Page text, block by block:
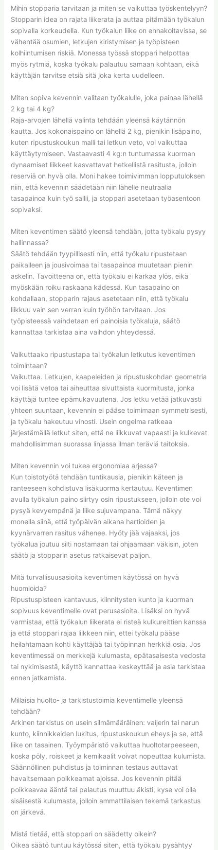
Mihin stopparia tarvitaan ja miten se vaikuttaa työskentelyyn?
Stopparin idea on rajata liikerata ja auttaa pitämään työkalun
sopivalla korkeudella. Kun työkalun liike on ennakoitavissa, se
vähentää osumien, letkujen kiristymisen ja työpisteen
kolhiintumisen riskiä. Monessa työssä stoppari helpottaa
myös rytmiä, koska työkalu palautuu samaan kohtaan, eikä
käyttäjän tarvitse etsiä sitä joka kerta uudelleen.
Miten sopiva kevennin valitaan työkalulle, joka painaa lähellä
2 kg tai 4 kg?
Raja-arvojen lähellä valinta tehdään yleensä käytännön
kautta. Jos kokonaispaino on lähellä 2 kg, pienikin lisäpaino,
kuten ripustuskoukun malli tai letkun veto, voi vaikuttaa
käyttäytymiseen. Vastaavasti 4 kg:n tuntumassa kuorman
dynaamiset liikkeet kasvattavat hetkellistä rasitusta, jolloin
reserviä on hyvä olla. Moni hakee toimivimman lopputuloksen
niin, että kevennin säädetään niin lähelle neutraalia
tasapainoa kuin työ sallii, ja stoppari asetetaan työasentoon
sopivaksi.
Miten keventimen säätö yleensä tehdään, jotta työkalu pysyy
hallinnassa?
Säätö tehdään tyypillisesti niin, että työkalu ripustetaan
paikalleen ja jousivoimaa tai tasapainoa muutetaan pienin
askelin. Tavoitteena on, että työkalu ei karkaa ylös, eikä
myöskään roiku raskaana kädessä. Kun tasapaino on
kohdallaan, stopparin rajaus asetetaan niin, että työkalu
liikkuu vain sen verran kuin työhön tarvitaan. Jos
työpisteessä vaihdetaan eri painoisia työkaluja, säätö
kannattaa tarkistaa aina vaihdon yhteydessä.
Vaikuttaako ripustustapa tai työkalun letkutus keventimen
toimintaan?
Vaikuttaa. Letkujen, kaapeleiden ja ripustuskohdan geometria
voi lisätä vetoa tai aiheuttaa sivuttaista kuormitusta, jonka
käyttäjä tuntee epämukavuutena. Jos letku vetää jatkuvasti
yhteen suuntaan, kevennin ei pääse toimimaan symmetrisesti,
ja työkalu hakeutuu vinosti. Usein ongelma ratkeaa
järjestämällä letkut siten, että ne liikkuvat vapaasti ja kulkevat
mahdollisimman suorassa linjassa ilman teräviä taitoksia.
Miten kevennin voi tukea ergonomiaa arjessa?
Kun toistotyötä tehdään tuntikausia, pienikin käteen ja
ranteeseen kohdistuva lisäkuorma kertautuu. Keventimen
avulla työkalun paino siirtyy osin ripustukseen, jolloin ote voi
pysyä kevyempänä ja liike sujuvampana. Tämä näkyy
monella siinä, että työpäivän aikana hartioiden ja
kyynärvarren rasitus vähenee. Hyöty jää vajaaksi, jos
työkalua joutuu silti nostamaan tai ohjaamaan väkisin, joten
säätö ja stopparin asetus ratkaisevat paljon.
Mitä turvallisuusasioita keventimen käytössä on hyvä
huomioida?
Ripustuspisteen kantavuus, kiinnitysten kunto ja kuorman
sopivuus keventimelle ovat perusasioita. Lisäksi on hyvä
varmistaa, että työkalun liikerata ei risteä kulkureittien kanssa
ja että stoppari rajaa liikkeen niin, ettei työkalu pääse
heilahtamaan kohti käyttäjää tai työpinnan herkkiä osia. Jos
keventimessä on merkkejä kulumasta, epätasaisesta vedosta
tai nykimisestä, käyttö kannattaa keskeyttää ja asia tarkistaa
ennen jatkamista.
Millaisia huolto- ja tarkistustoimia keventimelle yleensä
tehdään?
Arkinen tarkistus on usein silmämääräinen: vaijerin tai narun
kunto, kiinnikkeiden lukitus, ripustuskoukun eheys ja se, että
liike on tasainen. Työympäristö vaikuttaa huoltotarpeeseen,
koska pöly, roiskeet ja kemikaalit voivat nopeuttaa kulumista.
Säännöllinen puhdistus ja toiminnan testaus auttavat
havaitsemaan poikkeamat ajoissa. Jos kevennin pitää
poikkeavaa ääntä tai palautus muuttuu äkisti, kyse voi olla
sisäisestä kulumasta, jolloin ammattilaisen tekemä tarkastus
on järkevä.
Mistä tietää, että stoppari on säädetty oikein?
Oikea säätö tuntuu käytössä siten, että työkalu pysähtyy